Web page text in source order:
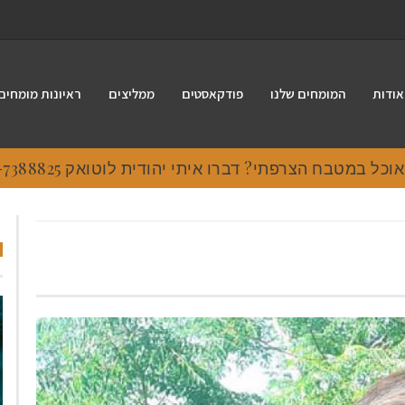
אודות המומחים שלנו פודקאסטים ממליצים ראיונות
במטבח הצרפתי? דברו איתי יהודית לוטואק 054-7388825.